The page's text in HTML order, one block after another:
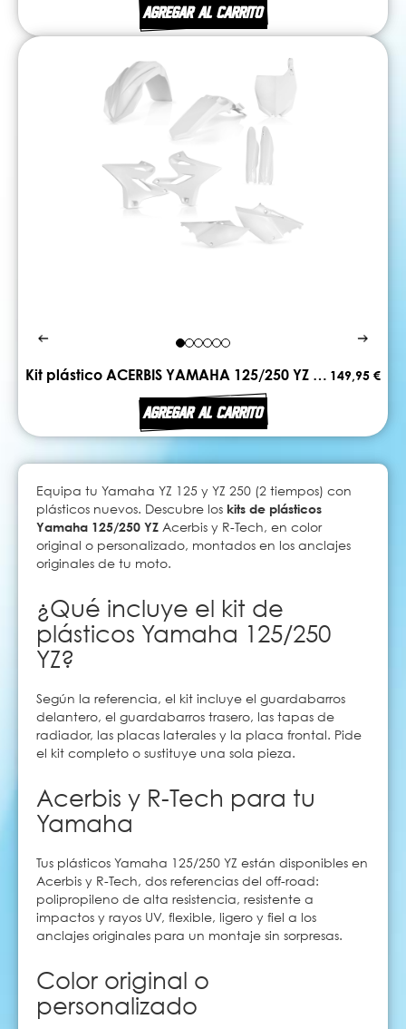
AGREGAR AL CARRITO
Kit plástico ACERBIS YAMAHA 125/250 YZ 2015 - 2021 149,95 €
AGREGAR AL CARRITO
Equipa tu Yamaha YZ 125 y YZ 250 (2 tiempos) con
plásticos nuevos. Descubre los kits de plásticos
Yamaha 125/250 YZ Acerbis y R-Tech, en color
original o personalizado, montados en los anclajes
originales de tu moto.
¿Qué incluye el kit de
plásticos Yamaha 125/250
YZ?
Según la referencia, el kit incluye el guardabarros
delantero, el guardabarros trasero, las tapas de
radiador, las placas laterales y la placa frontal. Pide
el kit completo o sustituye una sola pieza.
Acerbis y R-Tech para tu
Yamaha
Tus plásticos Yamaha 125/250 YZ están disponibles en
Acerbis y R-Tech, dos referencias del off-road:
polipropileno de alta resistencia, resistente a
impactos y rayos UV, flexible, ligero y fiel a los
anclajes originales para un montaje sin sorpresas.
Color original o
personalizado